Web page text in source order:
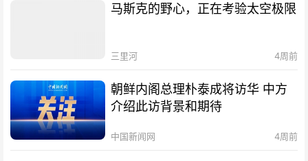
马斯克的野心，正在考验太空极限
三里河 4周前
朝鲜内阁总理朴泰成将访华 中方
介绍此访背景和期待
中国新闻网 4周前